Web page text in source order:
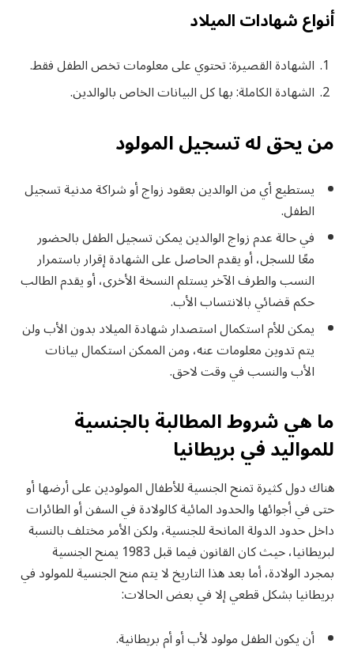
أنواع شهادات الميلاد
الشهادة القصيرة: تحتوي على معلومات تخص الطفل فقط.
الشهادة الكاملة: بها كل البيانات الخاص بالوالدين.
من يحق له تسجيل المولود
يستطيع أي من الوالدين بعقود زواج أو شراكة مدنية تسجيل
الطفل.
في حالة عدم زواج الوالدين يمكن تسجيل الطفل بالحضور
معًا للسجل، أو يقدم الحاصل على الشهادة إقرار باستمرار
النسب والطرف الآخر يستلم النسخة الأخرى، أو يقدم الطالب
حكم قضائي بالانتساب الأب.
يمكن للأم استكمال استصدار شهادة الميلاد بدون الأب ولن
يتم تدوين معلومات عنه، ومن الممكن استكمال بيانات
الأب والنسب في وقت لاحق.
ما هي شروط المطالبة بالجنسية
للمواليد في بريطانيا
هناك دول كثيرة تمنح الجنسية للأطفال المولودين على أرضها أو
حتى في أجوائها والحدود المائية كالولادة في السفن أو الطائرات
داخل حدود الدولة المانحة للجنسية، ولكن الأمر مختلف بالنسبة
لبريطانيا، حيث كان القانون فيما قبل 1983 يمنح الجنسية
بمجرد الولادة، أما بعد هذا التاريخ لا يتم منح الجنسية للمولود في
بريطانيا بشكل قطعي إلا في بعض الحالات:
أن يكون الطفل مولود لأب أو أم بريطانية.